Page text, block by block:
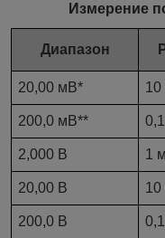
Измерение
Диапазон
20,00 мВ* 10
200,0 мВ**
2,000 В 1
20,00 В
200,0 В